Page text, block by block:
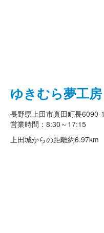
ゆきむら夢工房
長野県上田市真田町長6090-1
営業時間：8:30～17:15
上田城からの距離約6.97km